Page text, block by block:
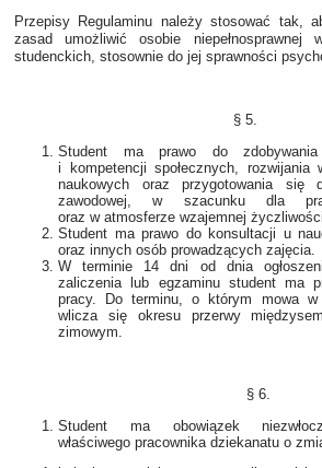
Przepisy Regulaminu należy stosować tak,
zasad umożliwić osobie niepełnosprawnej
studenckich, stosownie do jej sprawności
§ 5.
Student ma prawo do zdobywania
i kompetencji społecznych, rozwijania
naukowych oraz przygotowania się
zawodowej, w szacunku dla
oraz w atmosferze wzajemnej
Student ma prawo do konsultacji u
oraz innych osób prowadzących zajęcia.
W terminie 14 dni od dnia
zaliczenia lub egzaminu student ma
pracy. Do terminu, o którym mowa w
wlicza się okresu przerwy
zimowym.
§ 6.
Student ma obowiązek
właściwego pracownika dziekanatu o